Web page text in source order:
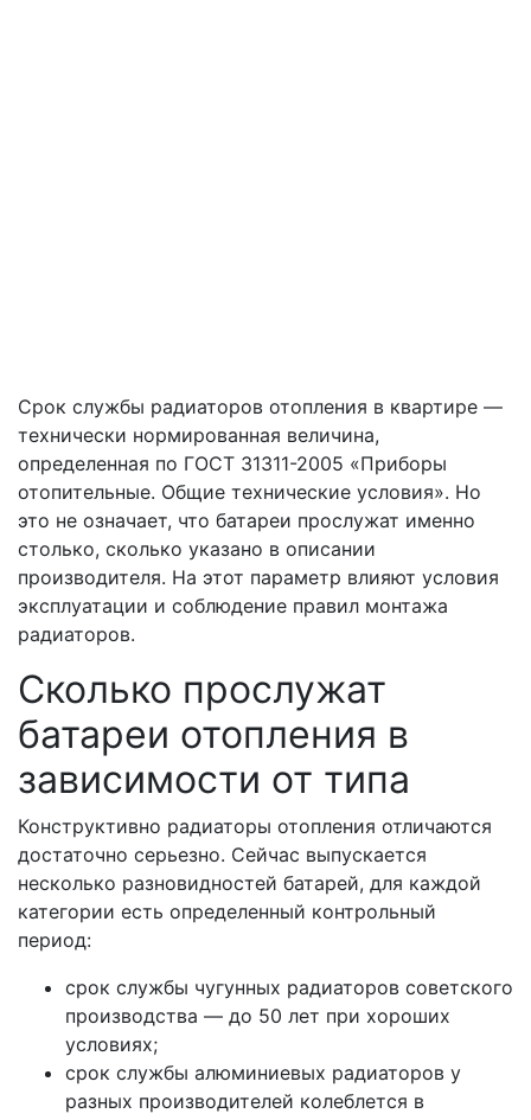
Срок службы радиаторов отопления в квартире —
технически нормированная величина,
определенная по ГОСТ 31311-2005 «Приборы
отопительные. Общие технические условия». Но
это не означает, что батареи прослужат именно
столько, сколько указано в описании
производителя. На этот параметр влияют условия
эксплуатации и соблюдение правил монтажа
радиаторов.
Сколько прослужат
батареи отопления в
зависимости от типа
Конструктивно радиаторы отопления отличаются
достаточно серьезно. Сейчас выпускается
несколько разновидностей батарей, для каждой
категории есть определенный контрольный
период:
срок службы чугунных радиаторов советского
производства — до 50 лет при хороших
условиях;
срок службы алюминиевых радиаторов у
разных производителей колеблется в